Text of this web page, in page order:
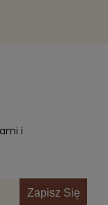
i
Zapisz Się